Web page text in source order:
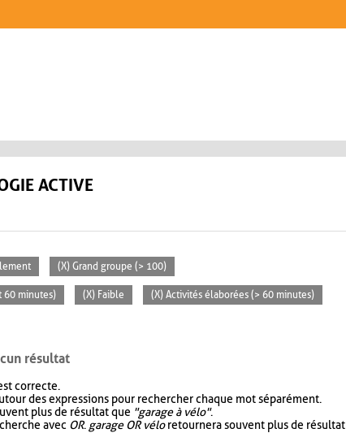
ACTIVE
(X) Grand groupe (> 100)
60 minutes) (X) Faible (X) Activités élaborées (> 60 minutes)
résultat
correcte.
des expressions pour rechercher chaque mot séparément.
plus de résultat que "garage à vélo".
avec OR. garage OR véloretournera souvent plus de résultat